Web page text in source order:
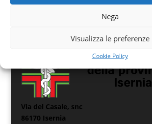
Nega
Visualizza le preferenze
Cookie Policy
Via del Casale, snc
86170 Isernia